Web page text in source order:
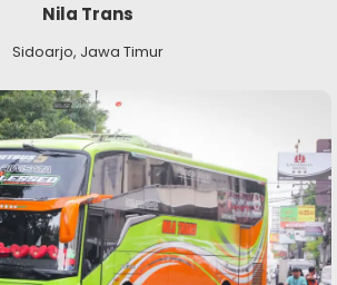
Nila Trans
Sidoarjo, Jawa Timur